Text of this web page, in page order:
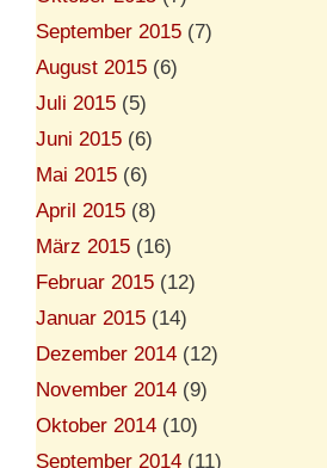
September 2015 (7)
August 2015 (6)
Juli 2015 (5)
Juni 2015 (6)
Mai 2015 (6)
April 2015 (8)
März 2015 (16)
Februar 2015 (12)
Januar 2015 (14)
Dezember 2014 (12)
November 2014 (9)
Oktober 2014 (10)
September 2014 (11)